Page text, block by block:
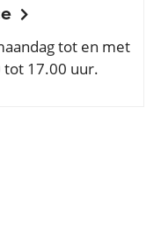
tot en met
tot 17.00 uur.